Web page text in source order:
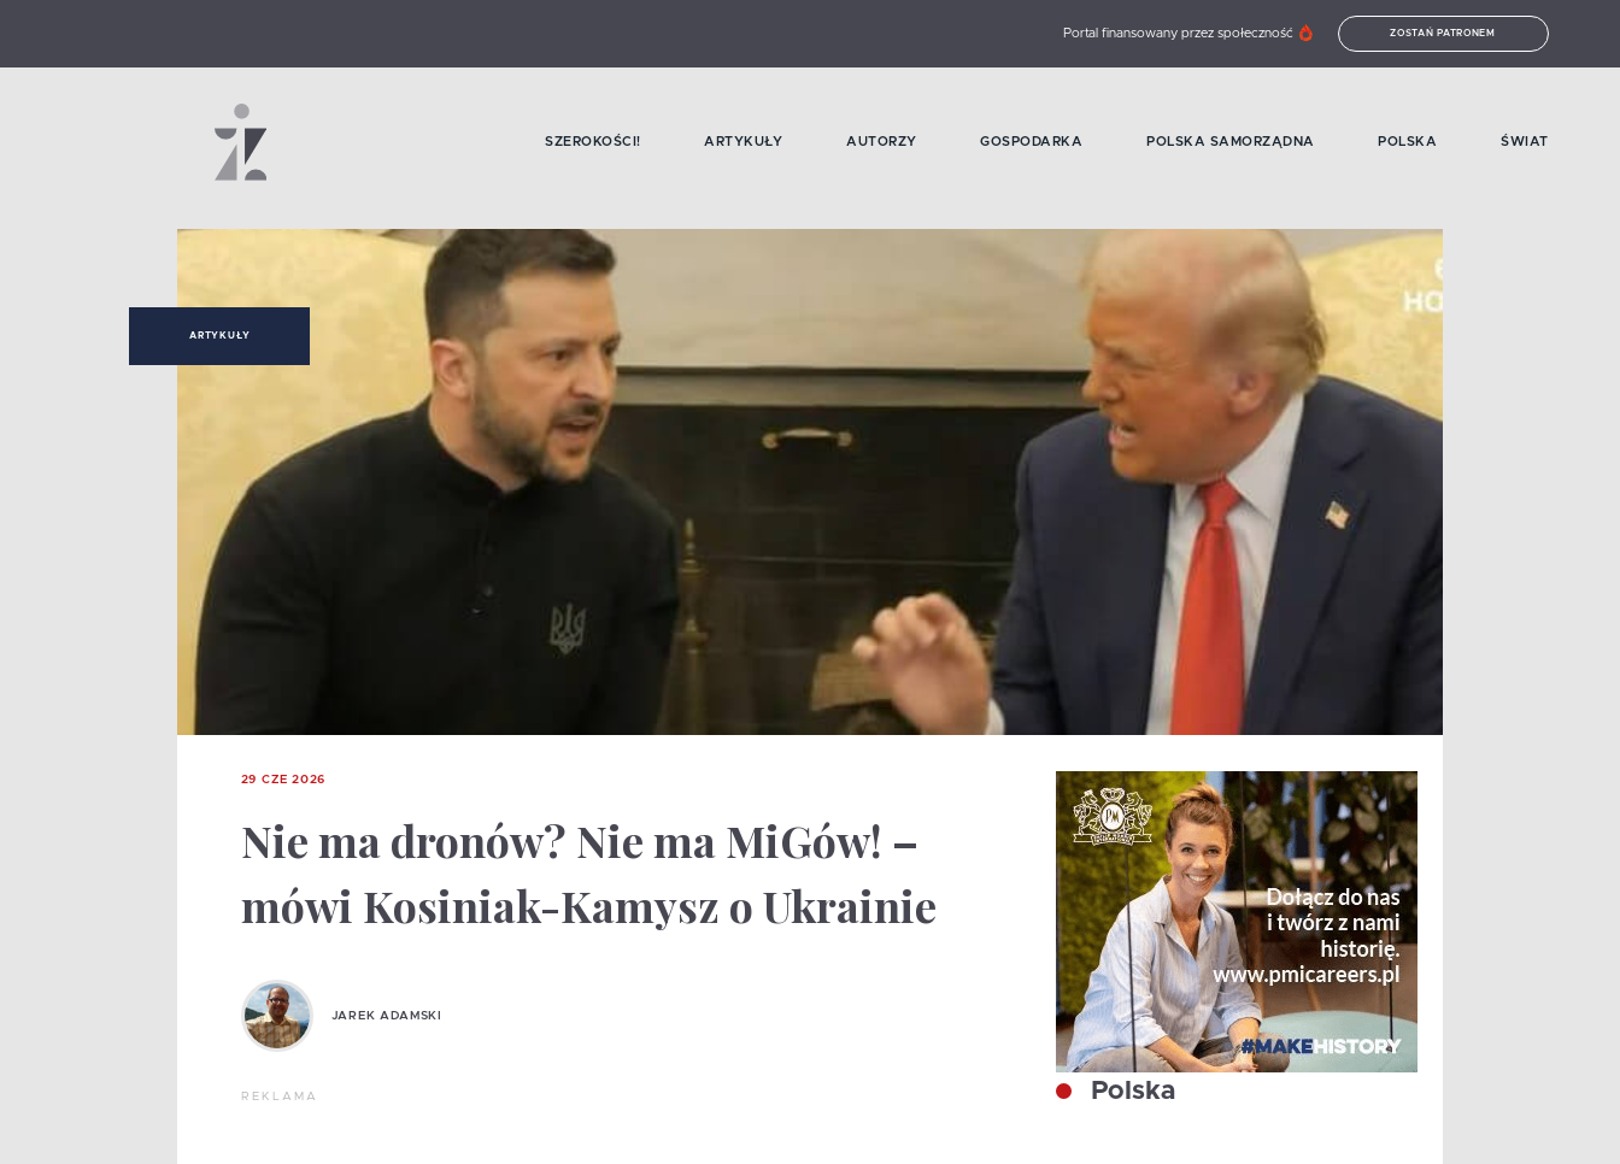
Portal finansowany przez społeczność ZOSTAŃ PATRONEM
SZEROKOŚCI! ARTYKUŁY AUTORZY GOSPODARKA POLSKA SAMORZĄDNA POLSKA ŚWIAT
ARTYKUŁY
29 CZE 2026
Nie ma dronów? Nie ma MiGów! –
mówi Kosiniak-Kamysz o Ukrainie
JAREK ADAMSKI
REKLAMA Polska